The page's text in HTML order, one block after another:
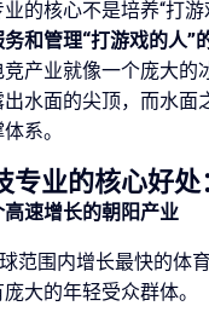
的核心不是培养“打游
务和管理“打游戏的人”
产业就像一个庞大的
水面的尖顶，而水面
系。
专业的核心好处：
速增长的朝阳产业
范围内增长最快的体
大的年轻受众群体。